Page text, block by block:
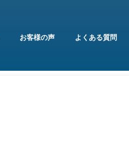
お客様の声 よくある質問